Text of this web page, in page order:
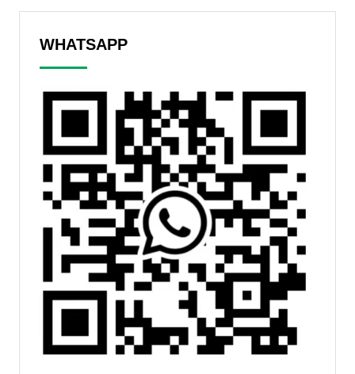
WHATSAPP